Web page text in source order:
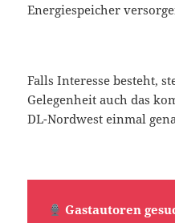
Energiespeicher
Falls Interesse besteht,
Gelegenheit auch das
DL-Nordwest einmal
Gastautoren